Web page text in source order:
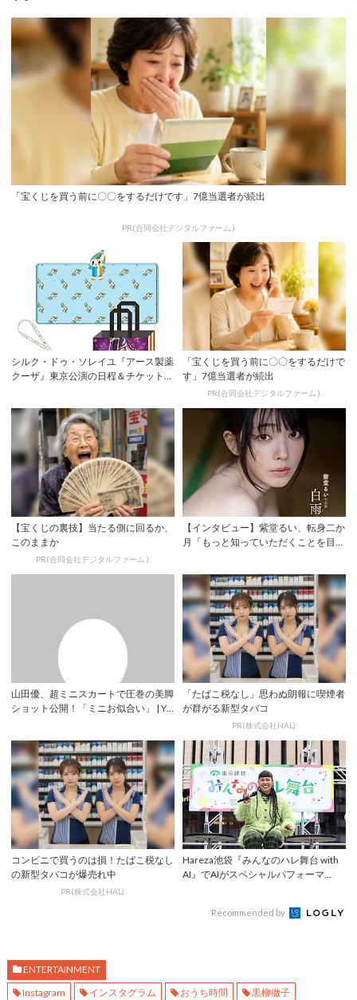
「宝くじを買う前に〇〇をするだけです」7億当選者が続出
PR(合同会社デジタルファーム )
シルク・ドゥ・ソレイユ『アース製薬
クーザ』東京公演の日程＆チケット情
「宝くじを買う前に〇〇をするだけで
す」7億当選者が続出
PR(合同会社デジタルファーム )
【宝くじの裏技】当たる側に回るか、
このままか
PR(合同会社デジタルファーム )
【インタビュー】紫堂るい、転身二か
月「もっと知っていただくことを目標
山田優、超ミニスカートで圧巻の美脚
ショット公開！「ミニお似合い」 | YE
「たばこ税なし」思わぬ朗報に喫煙者
が群がる新型タバコ
PR(株式会社HAL)
コンビニで買うのは損！たばこ税なし
の新型タバコが爆売れ中
PR(株式会社HAL)
Hareza池袋『みんなのハレ舞台 with
AI』でAIがスペシャルパフォーマ...
Recommended by
ENTERTAINMENT
Instagram
インスタグラム おうち時間 黒柳徹子